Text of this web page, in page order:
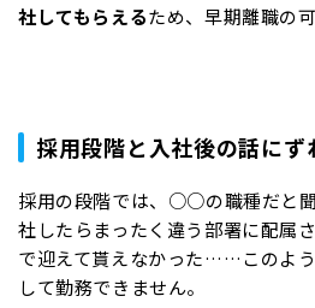
社してもらえるため、早期離職の
採用段階と入社後の話にず
採用の段階では、○○の職種だと
社したらまったく違う部署に配属
で迎えて貰えなかった……このよ
して勤務できません。